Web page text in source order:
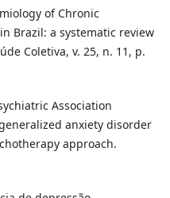
of Chronic
Brazil: a systematic review
Coletiva, v. 25, n. 11, p.
Association
anxiety disorder
approach.